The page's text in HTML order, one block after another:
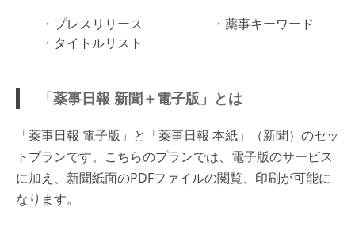
・プレスリリース
・タイトルリスト
・薬事キーワード
「薬事日報 新聞＋電子版」とは
「薬事日報 電子版」と「薬事日報 本紙」（新聞）のセッ
トプランです。こちらのプランでは、電子版のサービス
に加え、新聞紙面のPDFファイルの閲覧、印刷が可能に
なります。